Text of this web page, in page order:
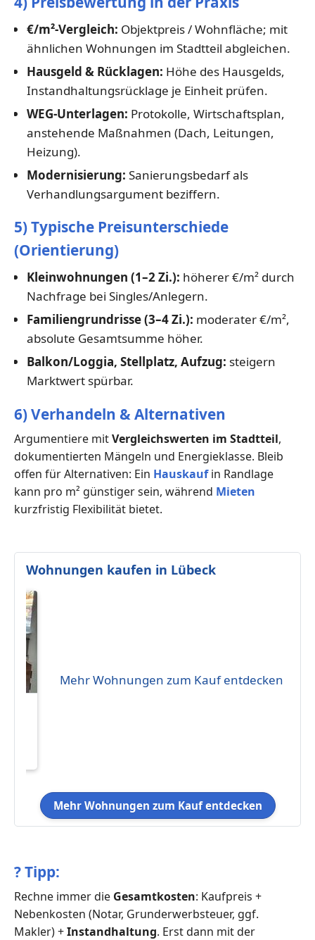
€/m²-Vergleich: Objektpreis / Wohnfläche; mit
ähnlichen Wohnungen im Stadtteil abgleichen.
Hausgeld & Rücklagen: Höhe des Hausgelds,
Instandhaltungsrücklage je Einheit prüfen.
WEG-Unterlagen: Protokolle, Wirtschaftsplan,
anstehende Maßnahmen (Dach, Leitungen,
Heizung).
Modernisierung: Sanierungsbedarf als
Verhandlungsargument beziffern.
5) Typische Preisunterschiede
(Orientierung)
Kleinwohnungen (1–2 Zi.): höherer €/m² durch
Nachfrage bei Singles/Anlegern.
Familiengrundrisse (3–4 Zi.): moderater €/m²,
absolute Gesamtsumme höher.
Balkon/Loggia, Stellplatz, Aufzug: steigern
Marktwert spürbar.
6) Verhandeln & Alternativen
Argumentiere mitVergleichswerten im Stadtteil,
dokumentierten Mängeln und Energieklasse. Bleib
offen für Alternativen: Ein Hauskaufin Randlage
kann pro m² günstiger sein, während Mieten
kurzfristig Flexibilität bietet.
Wohnungen kaufen in Lübeck
Mehr Wohnungen zum Kauf entdecken
Mehr Wohnungen zum Kauf entdecken
?Tipp:
Rechne immer die Gesamtkosten: Kaufpreis +
Nebenkosten (Notar, Grunderwerbsteuer, ggf.
Makler) +Instandhaltung. Erst dann mit der